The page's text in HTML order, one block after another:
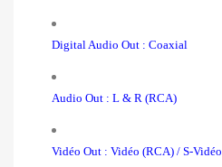
Digital Audio Out : Coaxial
Audio Out : L & R (RCA)
Vidéo Out : Vidéo (RCA) / S-Vidéo